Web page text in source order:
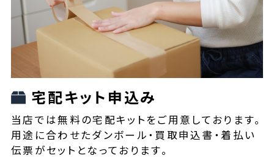
宅配キット申込み
当店では無料の宅配キットをご用意しております。
用途に合わせたダンボール・買取申込書・着払い
伝票がセットとなっております。